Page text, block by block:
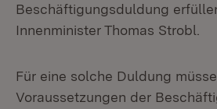
Beschäftigungsduldung
Innenminister Thomas Strobl.
Für eine solche Duldung
Voraussetzungen der